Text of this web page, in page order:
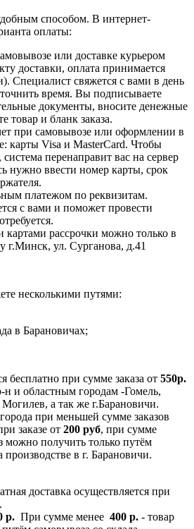
способом. В интернет-
оплаты:
или доставке курьером
доставки, оплата принимается
Специалист свяжется с вами в день
время. Вы подписываете
документы, вносите денежные
товар и бланк заказа.
при самовывозе или оформлении в
карты Visa и MasterCard. Чтобы
перенаправит вас на сервер
нужно ввести номер карты, срок
платежом по реквизитам.
с вами и поможет провести
картами рассрочки можно только в
г.Минск, ул. Сурганова, д.41
несколькими путями:
в Барановичах;
бесплатно при сумме заказа от 550р.
и областным городам -Гомель,
а так же г.Барановичи.
при меньшей сумме заказов
заказе от 200 руб, при сумме
можно получить только путём
производстве в г. Барановичи.
доставка осуществляется при
.
р. При сумме менее 400 р. - товар